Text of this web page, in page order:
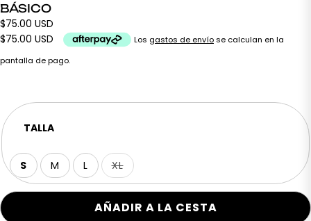
BÁSICO
$75.00 USD
$75.00 USD
Los gastos de envíose calculan en la
pantalla de pago.
TALLA
S M L XL
Variante
agotada
o
no
disponible
AÑADIR A LA CESTA